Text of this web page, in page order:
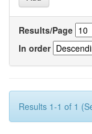
Results/Page
In order
Results 1-1 of 1